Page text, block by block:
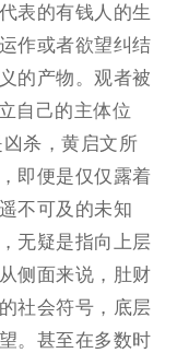
表的有钱人的生
作或者欲望纠结
的产物。观者被
自己的主体位
杀，黄启文所
即便是仅仅露着
不可及的未知
无疑是指向上层
侧面来说，肚财
社会符号，底层
。甚至在多数时